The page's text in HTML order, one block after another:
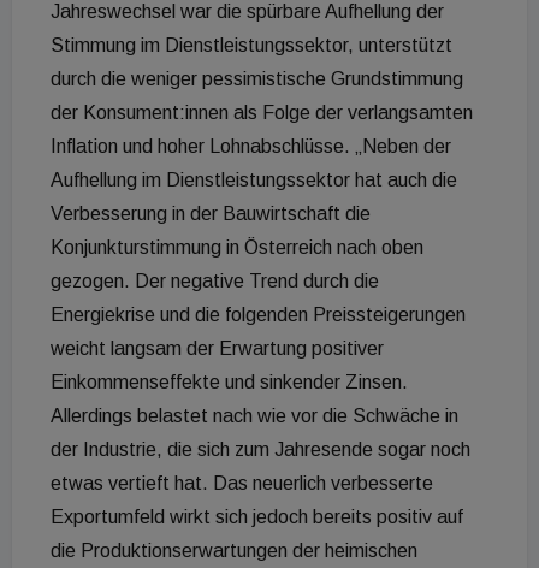
Jahreswechsel war die spürbare Aufhellung der
Stimmung im Dienstleistungssektor, unterstützt
durch die weniger pessimistische Grundstimmung
der Konsument:innen als Folge der verlangsamten
Inflation und hoher Lohnabschlüsse. „Neben der
Aufhellung im Dienstleistungssektor hat auch die
Verbesserung in der Bauwirtschaft die
Konjunkturstimmung in Österreich nach oben
gezogen. Der negative Trend durch die
Energiekrise und die folgenden Preissteigerungen
weicht langsam der Erwartung positiver
Einkommenseffekte und sinkender Zinsen.
Allerdings belastet nach wie vor die Schwäche in
der Industrie, die sich zum Jahresende sogar noch
etwas vertieft hat. Das neuerlich verbesserte
Exportumfeld wirkt sich jedoch bereits positiv auf
die Produktionserwartungen der heimischen